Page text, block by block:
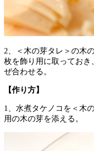
2、＜木の芽タレ＞の木
枚を飾り用に取ってお
ぜ合わせる。
【作り方】
1、水煮タケノコを＜木
用の木の芽を添える。